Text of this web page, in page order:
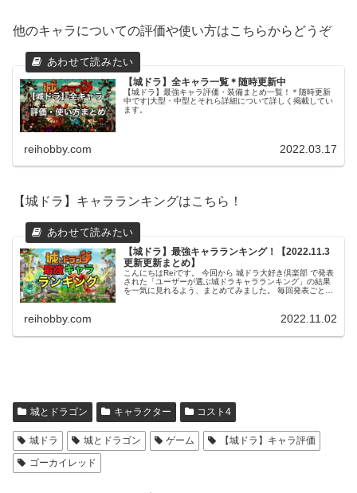
他のキャラについての評価や使い方はこちらからどうぞ
【城ドラ】全キャラ一覧＊随時更新中
【城ドラ】最強キャラ評価・装備まとめ一覧！＊随時更新
中です|大型・中型とそれら詳細について詳しく掲載してい
ます。
reihobby.com 2022.03.17
【城ドラ】キャラランキングはこちら！
【城ドラ】最強キャラランキング！【2022.11.3
更新更新まとめ】
こんにちはReiです。 今回から 城ドラ大好き倶楽部 で発表
された「ユーザーが選ぶ城ドラキャラランキング」の結果
を一気に見れるよう、まとめてみました。 毎回発表ごとに
reihobby.com 2022.11.02
城とドラゴン キャラクター コスト4
城ドラ 城とドラゴン ゲーム
【城ドラ】キャラ評価
ゴーカイレッド